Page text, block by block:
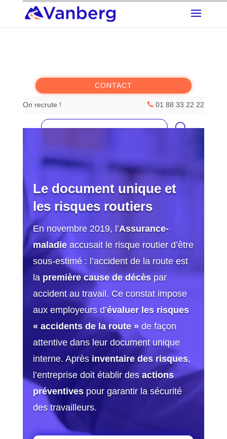
Accueil
CONTACT
On recrute !  01 88 33 22 22
Rechercher :
Le document unique et
les risques routiers
En novembre 2019, l’Assurance-
maladieaccusait le risque routier d’être
sous-estimé : l’accident de la route est
la première cause de décèspar
accident au travail. Ce constat impose
aux employeurs d’évaluer les risques
« accidents de la route »de façon
attentive dans leur document unique
interne. Après inventaire des risques,
l’entreprise doit établir desactions
préventivespour garantir la sécurité
des travailleurs.